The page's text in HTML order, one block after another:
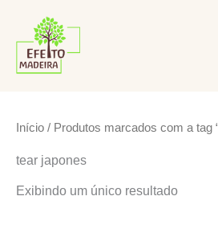
conteúdo
Início / Produtos marcados com a tag
tear japones
Exibindo um único resultado